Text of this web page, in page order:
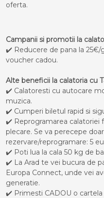
oferta.
Campanii si promotii la
✔️ Reducere de pana la 25€/
voucher cadou.
Alte beneficii la calatoria cu
✔️ Calatoresti cu autocare
muzica.
✔️ Cumperi biletul rapid si
✔️ Reprogramarea calatoriei
plecare. Se va perecepe
rezervare/reprogramare: 5
✔️ Poti lua la cala 50 kg de
✔️ La Arad te vei bucura de
Europa Connect, unde vei
generatie.
✔️ Primesti CADOU o